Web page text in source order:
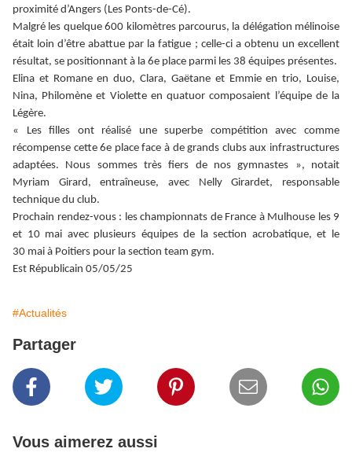
proximité d’Angers (Les Ponts-de-Cé).
Malgré les quelque 600 kilomètres parcourus, la délégation mélinoise
était loin d’être abattue par la fatigue ; celle-ci a obtenu un excellent
résultat, se positionnant à la 6e place parmi les 38 équipes présentes.
Elina et Romane en duo, Clara, Gaëtane et Emmie en trio, Louise,
Nina, Philomène et Violette en quatuor composaient l’équipe de la
Légère.
« Les filles ont réalisé une superbe compétition avec comme
récompense cette 6e place face à de grands clubs aux infrastructures
adaptées. Nous sommes très fiers de nos gymnastes », notait
Myriam Girard, entraîneuse, avec Nelly Girardet, responsable
technique du club.
Prochain rendez-vous : les championnats de France à Mulhouse les 9
et 10 mai avec plusieurs équipes de la section acrobatique, et le
30 mai à Poitiers pour la section team gym.
Est Républicain 05/05/25
#Actualités
Partager
Vous aimerez aussi